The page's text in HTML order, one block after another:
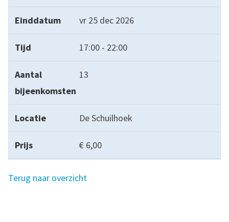
vr 25 dec 2026
17:00 - 22:00
13
De Schuilhoek
€ 6,00
Terug naar overzicht